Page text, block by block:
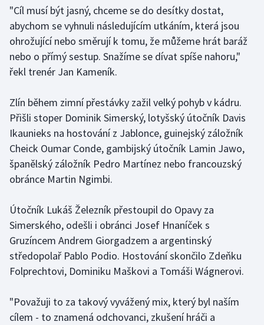
Florbal
Futsal
Gymnastika
Házená
Jezdectví
Krasobruslení
Lezení
Lyže a snowboard
Moderní pětiboj
"Cíl musí být jasný, chceme se do desítky dostat,
abychom se vyhnuli následujícím utkáním, která jsou
ohrožující nebo směrují k tomu, že můžeme hrát baráž
nebo o přímý sestup. Snažíme se dívat spíše nahoru,"
řekl trenér Jan Kameník.
Zlín během zimní přestávky zažil velký pohyb v kádru.
Přišli stoper Dominik Simerský, lotyšský útočník Davis
Ikaunieks na hostování z Jablonce, guinejský záložník
Cheick Oumar Conde, gambijský útočník Lamin Jawo,
španělský záložník Pedro Martínez nebo francouzský
obránce Martin Ngimbi.
Útočník Lukáš Železník přestoupil do Opavy za
Simerského, odešli i obránci Josef Hnaníček s
Gruzíncem Andrem Giorgadzem a argentinský
středopolař Pablo Podio. Hostování skončilo Zdeňku
Folprechtovi, Dominiku Maškovi a Tomáši Wágnerovi.
"Považuji to za takový vyvážený mix, který byl naším
cílem - to znamená odchovanci, zkušení hráči a